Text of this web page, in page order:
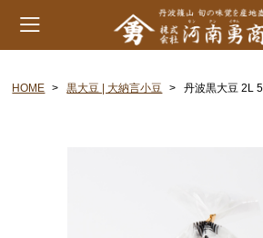
HOME 黒大豆 | 大納言小豆 丹波黒大豆 2L